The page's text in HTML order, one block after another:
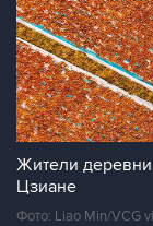
Жители
Цзиане
Фото: Liao Min/VCG